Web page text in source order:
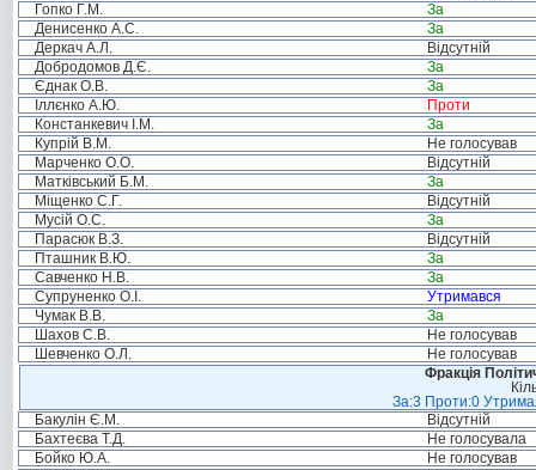
Гопко Г.М.
За
Денисенко А.С.
За
Деркач А.Л.
Відсутній
Добродомов Д.Є.
За
Єднак О.В.
За
Іллєнко А.Ю.
Проти
Констанкевич І.М.
За
Купрій В.М.
Не голосував
Марченко О.О.
Відсутній
Матківський Б.М.
За
Міщенко С.Г.
Відсутній
Мусій О.С.
За
Парасюк В.З.
Відсутній
Пташник В.Ю.
За
Савченко Н.В.
За
Супруненко О.І.
Утримався
Чумак В.В.
За
Шахов С.В.
Не голосував
Шевченко О.Л.
Не голосував
Фракція
За:3 Проти:0
Бакулін Є.М.
Відсутній
Бахтеєва Т.Д.
Не голосувала
Бойко Ю.А.
Не голосував